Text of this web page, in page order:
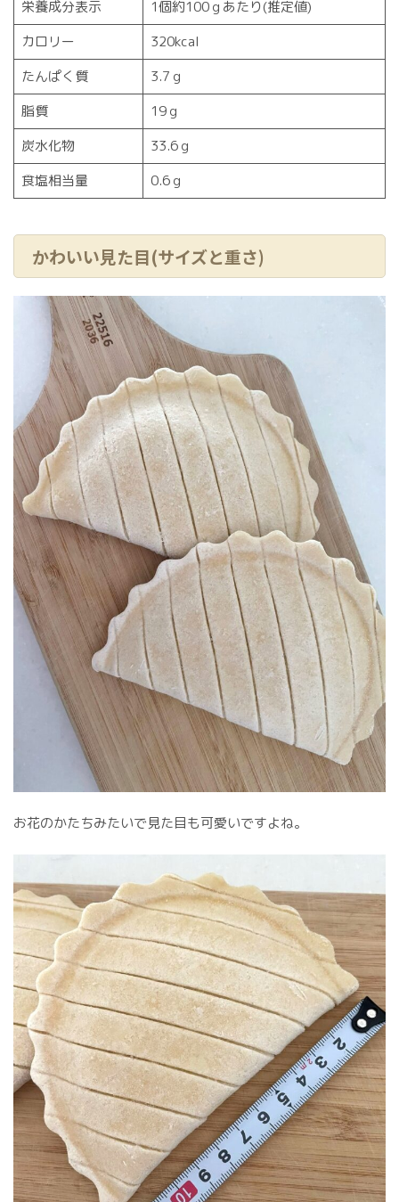
栄養成分表示
1個約100ｇあたり(推定値)
カロリー
320kcal
たんぱく質
3.7ｇ
脂質
19ｇ
炭水化物
33.6ｇ
食塩相当量
0.6ｇ
かわいい見た目(サイズと重さ)
お花のかたちみたいで見た目も可愛いですよね。